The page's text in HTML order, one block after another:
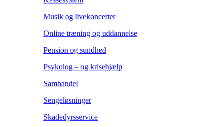
Musik og livekoncerter
Online træning og uddannelse
Pension og sundhed
Psykolog – og krisehjælp
Samhandel
Sengeløsninger
Skadedyrsservice